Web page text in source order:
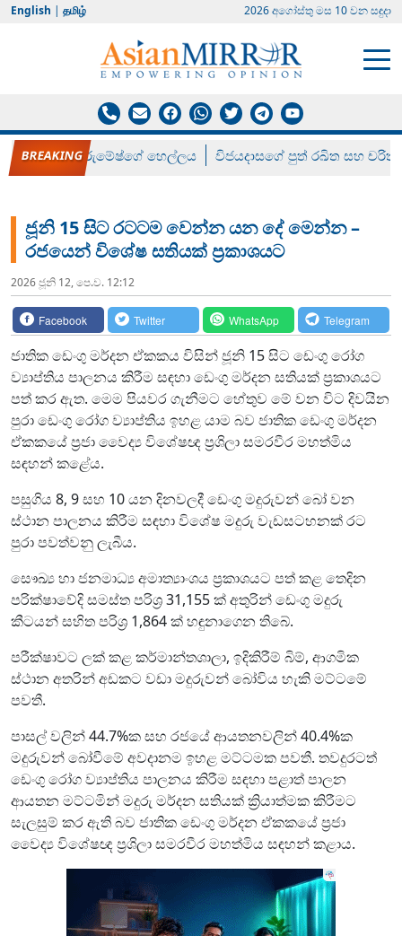
English | தமிழ் 2026 අගෝස්‍තු මස 10 වන සඳුදා
රන් ගෙනා රුමේෂ්ගේ හෙල්ලය විජයදාසගේ පුත් රඛිත සහ චරිත්
ජූනි 15 සිට රටටම වෙන්න යන දේ මෙන්න –
රජයෙන් විශේෂ සතියක් ප්‍රකාශයට
2026 ජූනි 12, පෙ.ව. 12:12
Facebook Twitter WhatsApp Telegram
ජාතික ඩෙංගු මර්දන ඒකකය විසින් ජූනි 15 සිට ඩෙංගු රෝග
ව්‍යාප්තිය පාලනය කිරීම සඳහා ඩෙංගු මර්දන සතියක් ප්‍රකාශයට
පත් කර ඇත. මෙම පියවර ගැනීමට හේතුව මේ වන විට දිවයින
පුරා ඩෙංගු රෝග ව්‍යාප්තිය ඉහළ යාම බව ජාතික ඩෙංගු මර්දන
ඒකකයේ ප්‍රජා වෛද්‍ය විශේෂඥ ප්‍රශිලා සමරවීර මහත්මිය
සඳහන් කළේය.
පසුගිය 8, 9 සහ 10 යන දිනවලදී ඩෙංගු මදුරුවන් බෝ වන
ස්ථාන පාලනය කිරීම සඳහා විශේෂ මදුරු වැඩසටහනක් රට
පුරා පවත්වනු ලැබීය.
සෞඛ්‍ය හා ජනමාධ්‍ය අමාත්‍යාංශය ප්‍රකාශයට පත් කළ තෙදින
පරික්ෂාවේදි සමස්ත පරිශ්‍ර 31,155 ක් අතුරින් ඩෙංගු මදුරු
කීටයන් සහිත පරිශ්‍ර 1,864 ක් හඳුනාගෙන තිබේ.
පරීක්ෂාවට ලක් කළ කර්මාන්තශාලා, ඉදිකිරීම් බිම්, ආගමික
ස්ථාන අතරින් අඩකට වඩා මදුරුවන් බෝවිය හැකි මට්ටමේ
පවතී.
පාසල් වලින් 44.7%ක සහ රජයේ ආයතනවලින් 40.4%ක
මදුරුවන් බෝවීමේ අවදානම ඉහළ මට්ටමක පවතී. තවදුරටත්
ඩෙංගු රෝග ව්‍යාප්තිය පාලනය කිරීම සඳහා පළාත් පාලන
ආයතන මට්ටමින් මදුරු මර්දන සතියක් ක්‍රියාත්මක කිරීමට
සැලසුම් කර ඇති බව ජාතික ඩෙංගු මර්දන ඒකකයේ ප්‍රජා
වෛද්‍ය විශේෂඥ ප්‍රශිලා සමරවීර මහත්මිය සඳහන් කළාය.